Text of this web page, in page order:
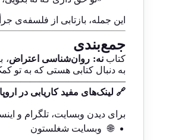
این جمله، بازتابی از
جمع‌بندی
کتابنه: روان‌شناسی اعتراض،
به دنبال کتابی هستی که به تو
🔗 لینک‌های مفید کاریابی در اروپا
برای دیدن وبسایت، تلگرام و
🌐
وبسایت شغلستون